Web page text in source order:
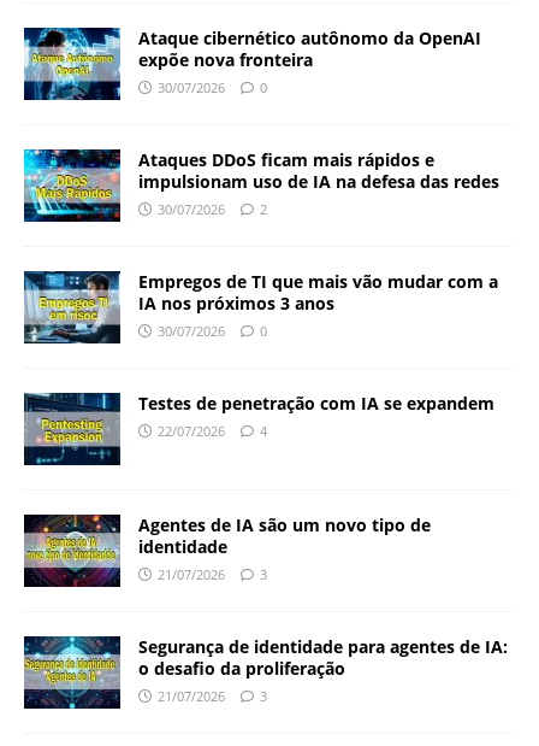
Ataque cibernético autônomo da OpenAI
expõe nova fronteira
30/07/2026 0
Ataques DDoS ficam mais rápidos e
impulsionam uso de IA na defesa das redes
30/07/2026 2
Empregos de TI que mais vão mudar com a
IA nos próximos 3 anos
30/07/2026 0
Testes de penetração com IA se expandem
22/07/2026 4
Agentes de IA são um novo tipo de
identidade
21/07/2026 3
Segurança de identidade para agentes de IA:
o desafio da proliferação
21/07/2026 3